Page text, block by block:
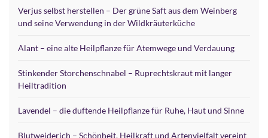
Verjus selbst herstellen – Der grüne Saft aus dem Weinberg
und seine Verwendung in der Wildkräuterküche
Alant – eine alte Heilpflanze für Atemwege und Verdauung
Stinkender Storchenschnabel – Ruprechtskraut mit langer
Heiltradition
Lavendel – die duftende Heilpflanze für Ruhe, Haut und Sinne
Blutweiderich – Schönheit, Heilkraft und Artenvielfalt vereint